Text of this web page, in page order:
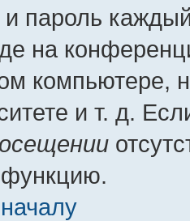
и пароль
на
компьютере,
и т. д.
функцию.